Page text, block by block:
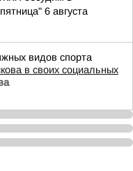
6 августа
видов спорта
в своих социальных